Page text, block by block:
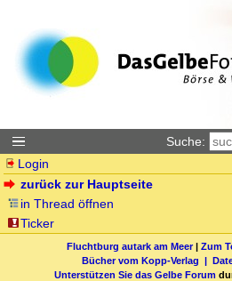
Suche:
Login
zurück zur Hauptseite
in Thread öffnen
Ticker
Fluchtburg autark am Meer| Zum
Bücher vom Kopp-Verlag |
Unterstützen Sie das Gelbe Forum